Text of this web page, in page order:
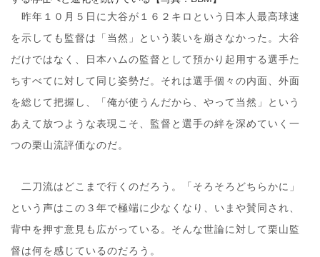
昨年１０月５日に大谷が１６２キロという日本人最高球速
を示しても監督は「当然」という装いを崩さなかった。大谷
だけではなく、日本ハムの監督として預かり起用する選手た
ちすべてに対して同じ姿勢だ。それは選手個々の内面、外面
を総じて把握し、「俺が使うんだから、やって当然」という
あえて放つような表現こそ、監督と選手の絆を深めていく一
つの栗山流評価なのだ。
二刀流はどこまで行くのだろう。「そろそろどちらかに」
という声はこの３年で極端に少なくなり、いまや賛同され、
背中を押す意見も広がっている。そんな世論に対して栗山監
督は何を感じているのだろう。